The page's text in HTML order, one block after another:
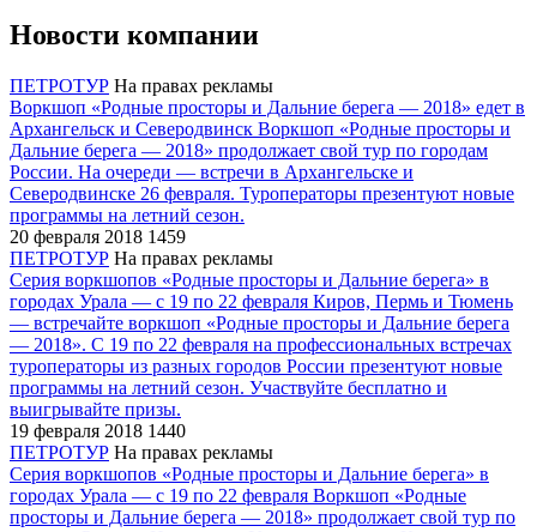
Новости компании
ПЕТРОТУР На правах рекламы
Воркшоп «Родные просторы и Дальние берега ― 2018» едет в
Архангельск и Северодвинск Воркшоп «Родные просторы и
Дальние берега ― 2018» продолжает свой тур по городам
России. На очереди ― встречи в Архангельске и
Северодвинске 26 февраля. Туроператоры презентуют новые
программы на летний сезон.
20 февраля 2018 1459
ПЕТРОТУР На правах рекламы
Серия воркшопов «Родные просторы и Дальние берега» в
городах Урала ― с 19 по 22 февраля Киров, Пермь и Тюмень
― встречайте воркшоп «Родные просторы и Дальние берега
― 2018». С 19 по 22 февраля на профессиональных встречах
туроператоры из разных городов России презентуют новые
программы на летний сезон. Участвуйте бесплатно и
выигрывайте призы.
19 февраля 2018 1440
ПЕТРОТУР На правах рекламы
Серия воркшопов «Родные просторы и Дальние берега» в
городах Урала ― с 19 по 22 февраля Воркшоп «Родные
просторы и Дальние берега ― 2018» продолжает свой тур по